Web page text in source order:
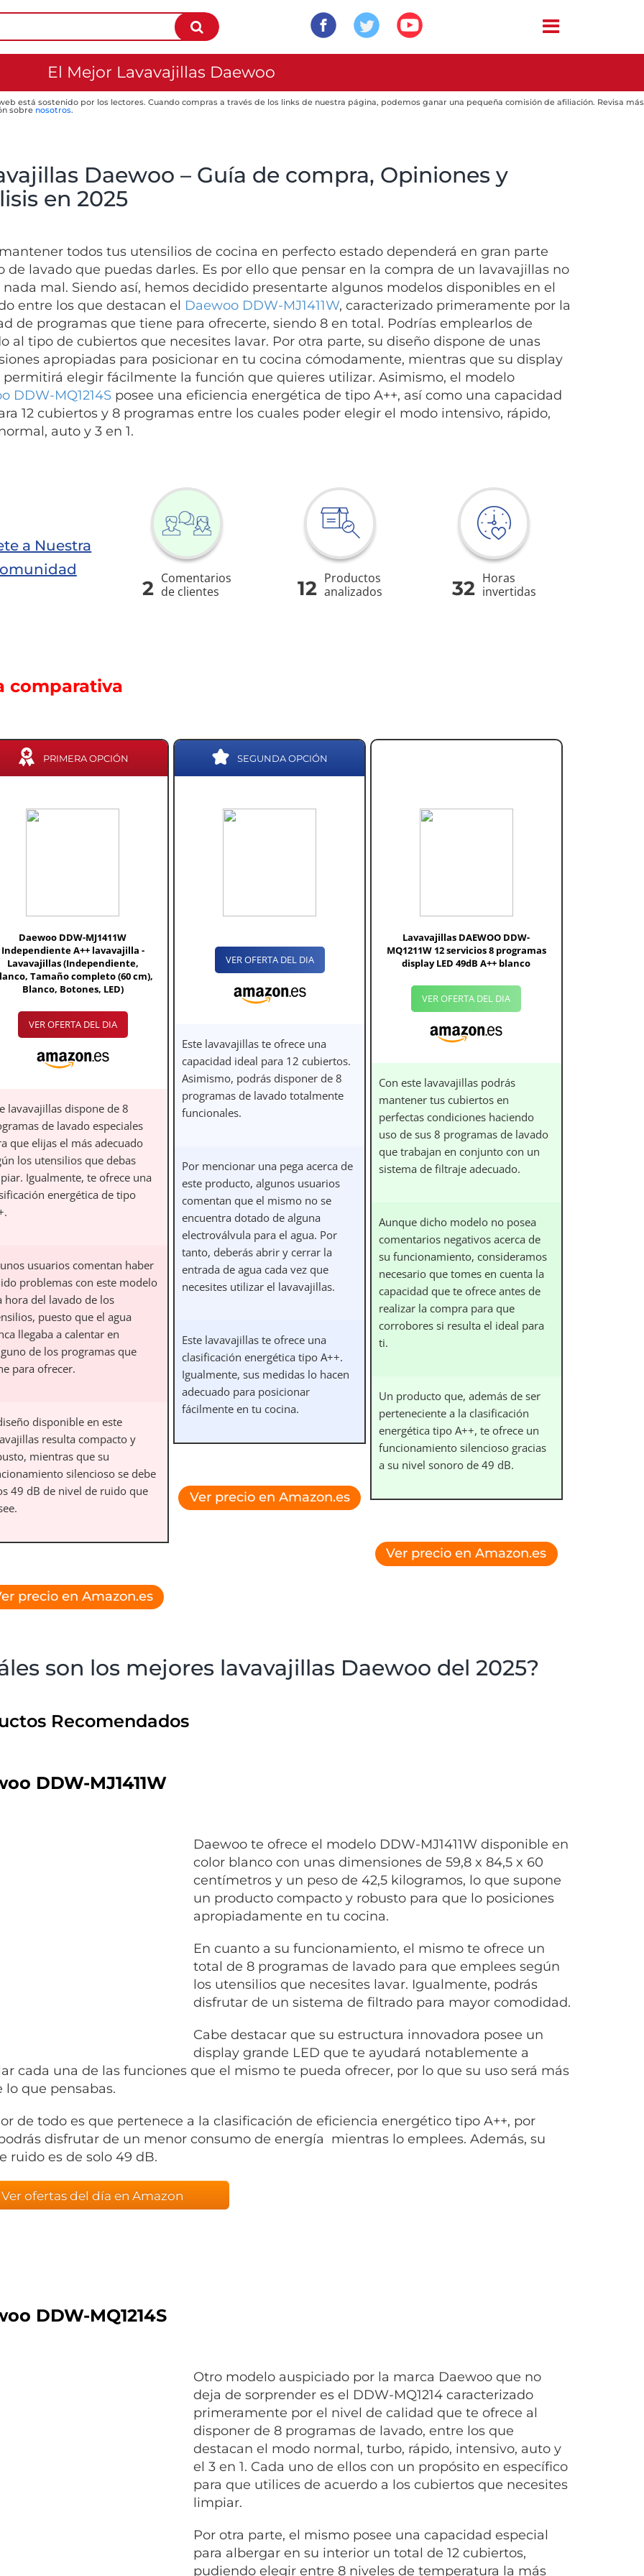
El Mejor Lavavajillas Daewoo
está sostenido por los lectores. Cuando compras a través de los links de nuestra página, podemos ganar una pequeña comisión de afiliación. Revisa más
sobre nosotros.
Daewoo – Guía de compra, Opiniones y
en 2025
todos tus utensilios de cocina en perfecto estado dependerá en gran parte
de lavado que puedas darles. Es por ello que pensar en la compra de un lavavajillas no
nada mal. Siendo así, hemos decidido presentarte algunos modelos disponibles en el
entre los que destacan el Daewoo DDW-MJ1411W, caracterizado primeramente por la
de programas que tiene para ofrecerte, siendo 8 en total. Podrías emplearlos de
al tipo de cubiertos que necesites lavar. Por otra parte, su diseño dispone de unas
apropiadas para posicionar en tu cocina cómodamente, mientras que su display
permitirá elegir fácilmente la función que quieres utilizar. Asimismo, el modelo
DDW-MQ1214Sposee una eficiencia energética de tipo A++, así como una capacidad
12 cubiertos y 8 programas entre los cuales poder elegir el modo intensivo, rápido,
auto y 3 en 1.
a Nuestra
2 Comentarios
de clientes
12 Productos
analizados
32 Horas
invertidas
comparativa
PRIMERA OPCIÓN
Daewoo DDW-MJ1411W
Independiente A++ lavavajilla -
Lavavajillas (Independiente,
Tamaño completo (60 cm),
Blanco, Botones, LED)
VER OFERTA DEL DIA
lavavajillas dispone de 8
de lavado especiales
que elijas el más adecuado
los utensilios que debas
Igualmente, te ofrece una
energética de tipo
usuarios comentan haber
problemas con este modelo
hora del lavado de los
puesto que el agua
llegaba a calentar en
de los programas que
para ofrecer.
disponible en este
resulta compacto y
mientras que su
silencioso se debe
49 dB de nivel de ruido que
precio en Amazon.es
SEGUNDA OPCIÓN
VER OFERTA DEL DIA
Este lavavajillas te ofrece una
capacidad ideal para 12 cubiertos.
Asimismo, podrás disponer de 8
programas de lavado totalmente
funcionales.
Por mencionar una pega acerca de
este producto, algunos usuarios
comentan que el mismo no se
encuentra dotado de alguna
electroválvula para el agua. Por
tanto, deberás abrir y cerrar la
entrada de agua cada vez que
necesites utilizar el lavavajillas.
Este lavavajillas te ofrece una
clasificación energética tipo A++.
Igualmente, sus medidas lo hacen
adecuado para posicionar
fácilmente en tu cocina.
Ver precio en Amazon.es
Lavavajillas DAEWOO DDW-
MQ1211W 12 servicios 8 programas
display LED 49dB A++ blanco
VER OFERTA DEL DIA
Con este lavavajillas podrás
mantener tus cubiertos en
perfectas condiciones haciendo
uso de sus 8 programas de lavado
que trabajan en conjunto con un
sistema de filtraje adecuado.
Aunque dicho modelo no posea
comentarios negativos acerca de
su funcionamiento, consideramos
necesario que tomes en cuenta la
capacidad que te ofrece antes de
realizar la compra para que
corrobores si resulta el ideal para
ti.
Un producto que, además de ser
perteneciente a la clasificación
energética tipo A++, te ofrece un
funcionamiento silencioso gracias
a su nivel sonoro de 49 dB.
Ver precio en Amazon.es
son los mejores lavavajillas Daewoo del 2025?
Recomendados
DDW-MJ1411W
Daewoo te ofrece el modelo DDW-MJ1411W disponible en
color blanco con unas dimensiones de 59,8 x 84,5 x 60
centímetros y un peso de 42,5 kilogramos, lo que supone
un producto compacto y robusto para que lo posiciones
apropiadamente en tu cocina.
En cuanto a su funcionamiento, el mismo te ofrece un
total de 8 programas de lavado para que emplees según
los utensilios que necesites lavar. Igualmente, podrás
disfrutar de un sistema de filtrado para mayor comodidad.
Cabe destacar que su estructura innovadora posee un
display grande LED que te ayudará notablemente a
cada una de las funciones que el mismo te pueda ofrecer, por lo que su uso será más
lo que pensabas.
de todo es que pertenece a la clasificación de eficiencia energético tipo A++, por
disfrutar de un menor consumo de energía mientras lo emplees. Además, su
ruido es de solo 49 dB.
Ver ofertas del día en Amazon
DDW-MQ1214S
Otro modelo auspiciado por la marca Daewoo que no
deja de sorprender es el DDW-MQ1214 caracterizado
primeramente por el nivel de calidad que te ofrece al
disponer de 8 programas de lavado, entre los que
destacan el modo normal, turbo, rápido, intensivo, auto y
el 3 en 1. Cada uno de ellos con un propósito en específico
para que utilices de acuerdo a los cubiertos que necesites
limpiar.
Por otra parte, el mismo posee una capacidad especial
para albergar en su interior un total de 12 cubiertos,
pudiendo elegir entre 8 niveles de temperatura la más